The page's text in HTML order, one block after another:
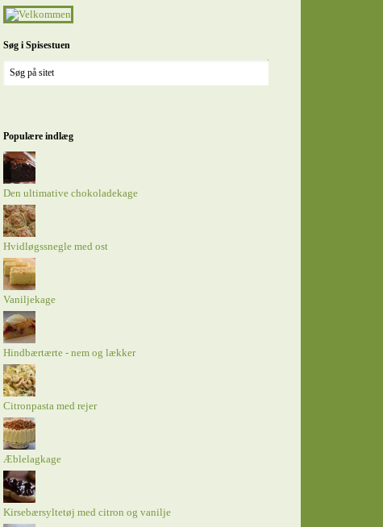
Søg i Spisestuen
Populære indlæg
Den ultimative chokoladekage
Hvidløgssnegle med ost
Vaniljekage
Hindbærtærte - nem og lækker
Citronpasta med rejer
Æblelagkage
Kirsebærsyltetøj med citron og vanilje